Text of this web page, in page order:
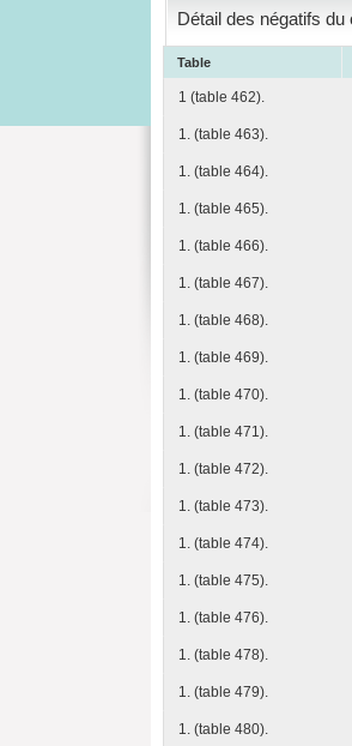
Détail des négatifs
Table
1 (table 462).
1. (table 463).
1. (table 464).
1. (table 465).
1. (table 466).
1. (table 467).
1. (table 468).
1. (table 469).
1. (table 470).
1. (table 471).
1. (table 472).
1. (table 473).
1. (table 474).
1. (table 475).
1. (table 476).
1. (table 478).
1. (table 479).
1. (table 480).